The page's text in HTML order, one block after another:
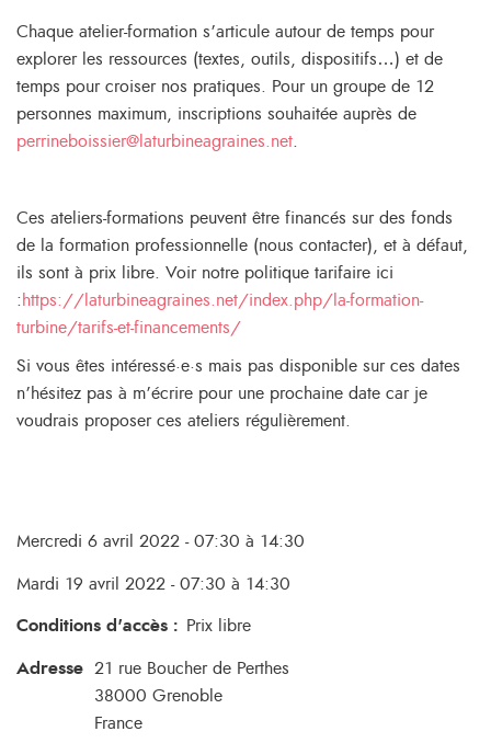
Chaque atelier-formation s’articule autour de temps pour
explorer les ressources (textes, outils, dispositifs…) et de
temps pour croiser nos pratiques. Pour un groupe de 12
personnes maximum, inscriptions souhaitée auprès de
perrineboissier@laturbineagraines.net
Ces ateliers-formations peuvent être financés sur des fonds
de la formation professionnelle (nous contacter), et à défaut,
ils sont à prix libre. Voir notre politique tarifaire ici
:https://laturbineagraines.net/index.php/la-formation-
turbine/tarifs-et-financements/
Si vous êtes intéressé·e·s mais pas disponible sur ces dates
n’hésitez pas à m’écrire pour une prochaine date car je
voudrais proposer ces ateliers régulièrement.
Mercredi 6 avril 2022 - 07:30 à 14:30
Mardi 19 avril 2022 - 07:30 à 14:30
Conditions d'accès : Prix libre
Adresse
21 rue Boucher de Perthes
38000 Grenoble
France